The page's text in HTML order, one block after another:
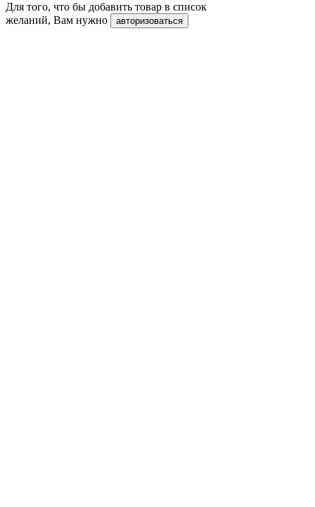
Для того, что бы добавить товар в список
желаний, Вам нужно
авторизоваться